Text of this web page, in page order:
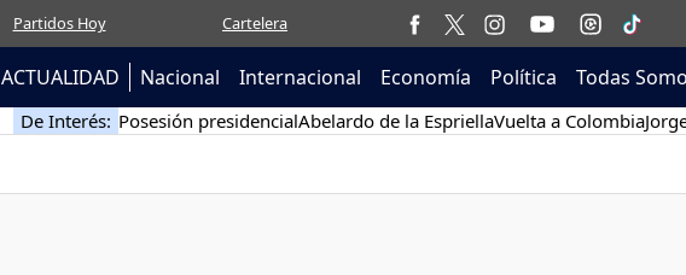
Partidos Hoy Cartelera
ACTUALIDAD Nacional Internacional Economía Política Todas
De Interés: Posesión presidencialAbelardo de la EspriellaVuelta a Colombia